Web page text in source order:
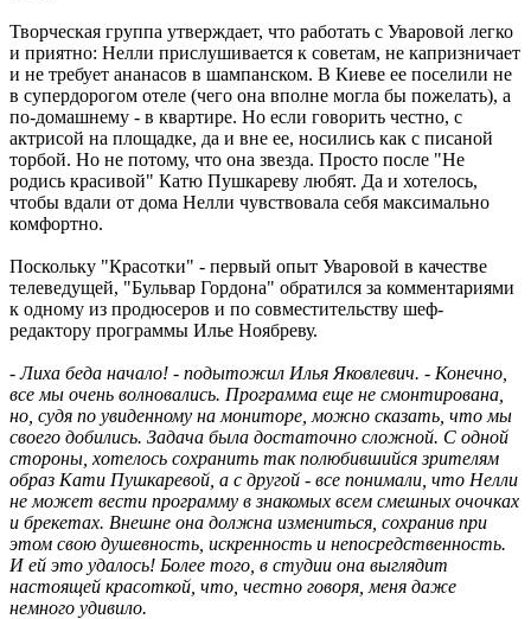
Творческая группа утверждает, что работать с Уваровой легко
и приятно: Нелли прислушивается к советам, не капризничает
и не требует ананасов в шампанском. В Киеве ее поселили не
в супердорогом отеле (чего она вполне могла бы пожелать), а
по-домашнему - в квартире. Но если говорить честно, с
актрисой на площадке, да и вне ее, носились как с писаной
торбой. Но не потому, что она звезда. Просто после "Не
родись красивой" Катю Пушкареву любят. Да и хотелось,
чтобы вдали от дома Нелли чувствовала себя максимально
комфортно.
Поскольку "Красотки" - первый опыт Уваровой в качестве
телеведущей, "Бульвар Гордона" обратился за комментариями
к одному из продюсеров и по совместительству шеф-
редактору программы Илье Ноябреву.
- Лиха беда начало! - подытожил Илья Яковлевич. - Конечно,
все мы очень волновались. Программа еще не смонтирована,
но, судя по увиденному на мониторе, можно сказать, что мы
своего добились. Задача была достаточно сложной. С одной
стороны, хотелось сохранить так полюбившийся зрителям
образ Кати Пушкаревой, а с другой - все понимали, что Нелли
не может вести программу в знакомых всем смешных очочках
и брекетах. Внешне она должна измениться, сохранив при
этом свою душевность, искренность и непосредственность.
И ей это удалось! Более того, в студии она выглядит
настоящей красоткой, что, честно говоря, меня даже
немного удивило.